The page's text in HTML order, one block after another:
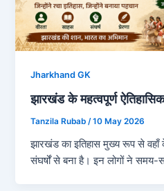
Jharkhand GK
झारखंड के महत्वपूर्ण
Tanzila Rubab/10 May 2026
झारखंड का इतिहास मुख्य रूप से वहाँ
संघर्षों से बना है। इन लोगों ने समय-